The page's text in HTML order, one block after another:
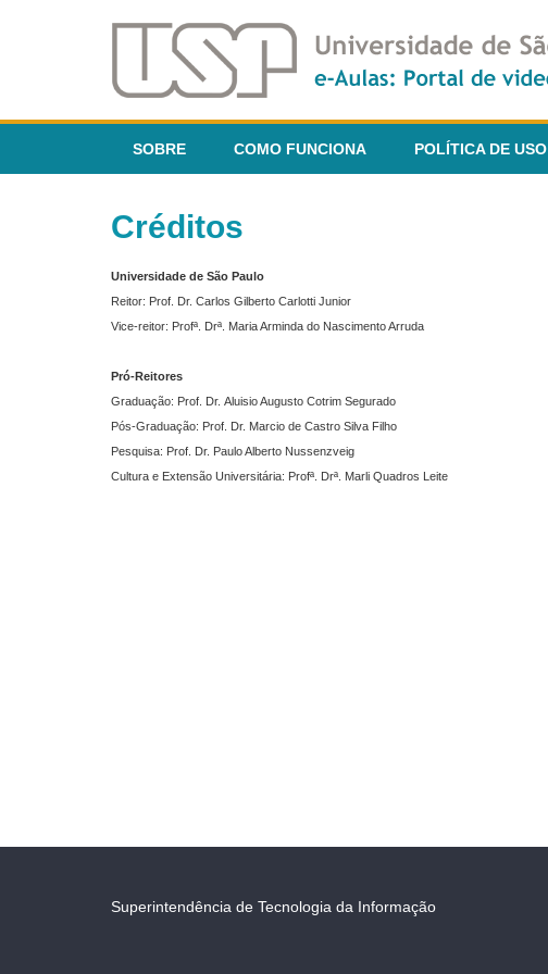
SOBRE COMO FUNCIONA POLÍTICA DE USO
Créditos
Universidade de São Paulo
Reitor: Prof. Dr. Carlos Gilberto Carlotti Junior
Vice-reitor: Profª. Drª. Maria Arminda do Nascimento Arruda
Pró-Reitores
Graduação: Prof. Dr. Aluisio Augusto Cotrim Segurado
Pós-Graduação: Prof. Dr. Marcio de Castro Silva Filho
Pesquisa: Prof. Dr. Paulo Alberto Nussenzveig
Cultura e Extensão Universitária: Profª. Drª. Marli Quadros Leite
Superintendência de Tecnologia da Informação